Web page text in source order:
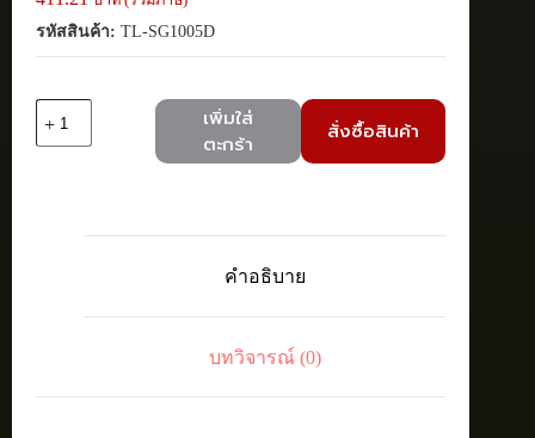
รหัสสินค้า: TL-SG1005D
TP-
Gigabit
เพิ่มใส่
ตะกร้า
สั่งซื้อสินค้า
คำอธิบาย
บทวิจารณ์ (0)